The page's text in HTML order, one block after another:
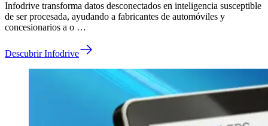
Infodrive transforma datos desconectados en inteligencia susceptible
de ser procesada, ayudando a fabricantes de automóviles y
concesionarios a o …
Descubrir Infodrive